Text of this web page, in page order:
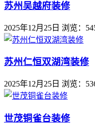
苏州吴越府装修
2025年12月25日 浏览：
苏州仁恒双湖湾装修
2025年12月25日 浏览：
世茂铜雀台装修